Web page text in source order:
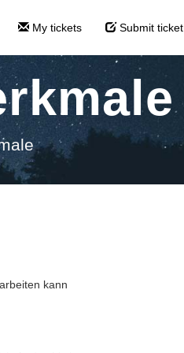
My tickets Submit ticket
kann